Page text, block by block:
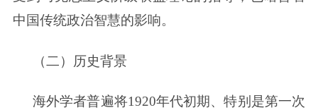
中国传统政治智慧的影响。
（二）历史背景
海外学者普遍将1920年代初期、特别是第一次